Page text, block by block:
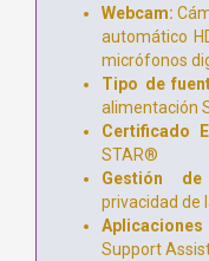
Webcam:
automático
micrófonos
Tipo de
alimentación
Certificado
STAR®
Gestión
privacidad de
Aplicaciones
Support